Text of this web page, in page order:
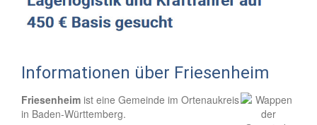
Informationen über Friesenheim
Friesenheim ist eine Gemeinde im Ortenaukreis
in Baden-Württemberg.